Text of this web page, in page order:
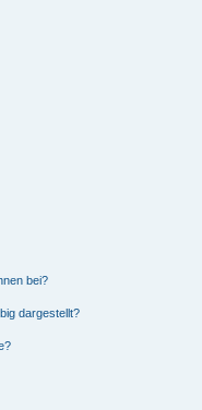
bei?
dargestellt?